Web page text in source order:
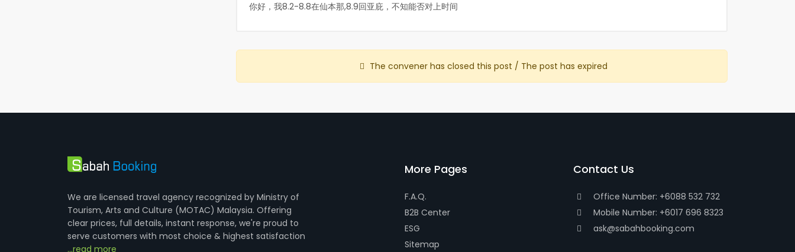
你好，我8.2-8.8在仙本那,8.9回亚庇，不知能否对上时间
The convener has closed this post / The post has expired
We are licensed travel agency recognized by Ministry of
Tourism, Arts and Culture (MOTAC) Malaysia. Offering
clear prices, full details, instant response, we're proud to
serve customers with most choice & highest satisfaction
...read more
More Pages
F.A.Q.
B2B Center
ESG
Sitemap
Contact Us
Office Number: +6088 532 732
Mobile Number: +6017 696 8323
ask@sabahbooking.com